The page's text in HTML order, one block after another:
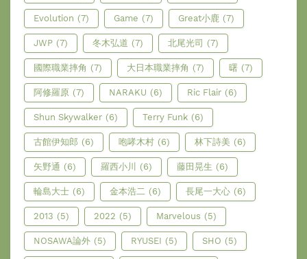
Evolution (7) Game (7) Great小鹿 (7)
JWP (7) 冬木弘道 (7) 北尾光司 (7)
國際職業摔角 (7) 大日本職業摔角 (7) 曙 (7)
阿修羅原 (7) NARAKU (6) Ric Flair (6)
Shun Skywalker (6) Terry Funk (6)
古館伊知郎 (6) 咆哮木村 (6) 林下詩美 (6)
矢野通 (6) 羅西小川 (6) 藤田晃生 (6)
輪島大士 (6) 金本浩二 (6) 長尾一大心 (6)
2013 (5) 2022 (5) Marvelous (5)
NOSAWA論外 (5) RYUSEI (5) SHO (5)